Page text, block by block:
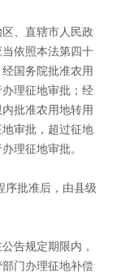
、直辖市人民政
依照本法第四十
国务院批准农用
理征地审批；经
批准农用地转用
审批，超过征地
理征地审批。
批准后，由县级
告规定期限内，
门办理征地补偿